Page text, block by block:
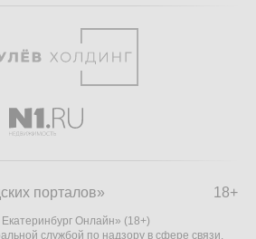
18+
порталов»
Онлайн» (18+)
службой по надзору в сфере связи,